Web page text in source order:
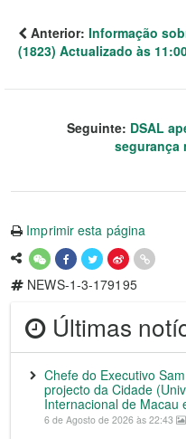
Anterior: Informação
(1823) Actualizado às
Seguinte: DSAL
segurança
Imprimir esta página
NEWS-1-3-179195
Últimas
Chefe do Executivo
projecto da Cidade
Internacional de Macau
6 de Agosto de 2026 às 22:43